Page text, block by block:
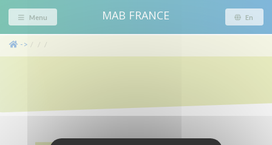
Menu MAB FRANCE En
-> / / /